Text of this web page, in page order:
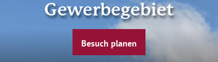
Gewerbegebiet
Besuch planen